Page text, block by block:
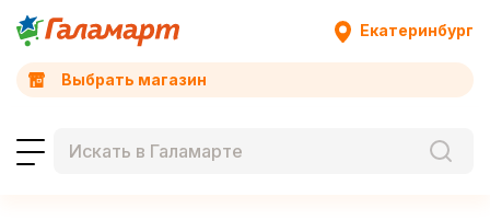
Екатеринбург
Выбрать магазин